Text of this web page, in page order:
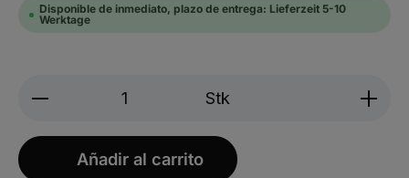
Disponible de inmediato, plazo de entrega: Lieferzeit 5-10
Werktage
Produkt Anzahl: Gib den
Stk
Añadir al carrito